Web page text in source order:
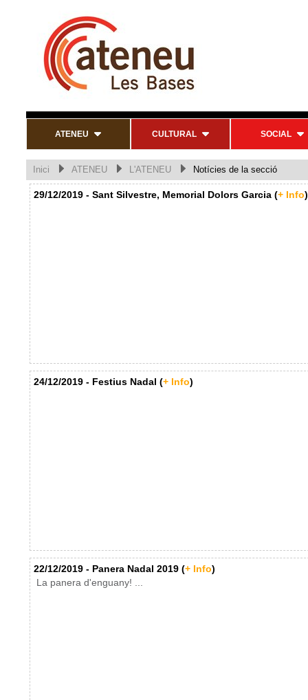
ATENEU CULTURAL SOCIAL
Inici ATENEU L'ATENEU Notícies de la secció
29/12/2019 - Sant Silvestre, Memorial Dolors Garcia (+ Info)
24/12/2019 - Festius Nadal (+ Info)
22/12/2019 - Panera Nadal 2019 (+ Info)
La panera d'enguany! ...